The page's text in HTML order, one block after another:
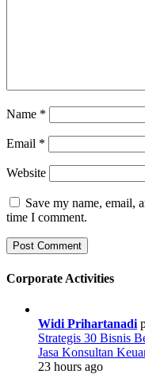
Name *
Email *
Website
Save my name, email,
time I comment.
Corporate Activities
Widi Prihartanadi
Strategis 30 Bisnis
Jasa Konsultan
23 hours ago